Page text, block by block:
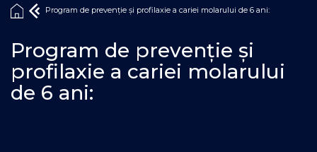
Program de prevenție și profilaxie a cariei molarului de 6 ani:
Program de prevenție și
profilaxie a cariei molarului
de 6 ani: